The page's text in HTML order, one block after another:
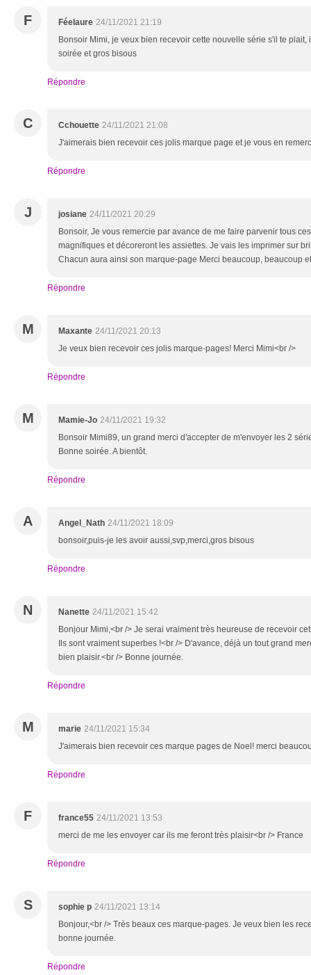
F Féelaure 24/11/2021 21:19
Bonsoir Mimi, je veux bien recevoir cette nouvelle série s'il te
soirée et gros bisous
Répondre
C Cchouette 24/11/2021 21:08
J'aimerais bien recevoir ces jolis marque page et je vous en
Répondre
J josiane 24/11/2021 20:29
Bonsoir, Je vous remercie par avance de me faire parvenir tous
magnifiques et décoreront les assiettes. Je vais les imprimer sur
Chacun aura ainsi son marque-page Merci beaucoup, beaucoup
Répondre
M Maxante 24/11/2021 20:13
Je veux bien recevoir ces jolis marque-pages! Merci Mimi<br />
Répondre
M Mamie-Jo 24/11/2021 19:32
Bonsoir Mimi89, un grand merci d'accepter de m'envoyer les 2
Bonne soirée. A bientôt.
Répondre
A Angel_Nath 24/11/2021 18:09
bonsoir,puis-je les avoir aussi,svp,merci,gros bisous
Répondre
N Nanette 24/11/2021 15:42
Bonjour Mimi,<br /> Je serai vraiment très heureuse de recevoir
Ils sont vraiment superbes !<br /> D'avance, déjà un tout grand
bien plaisir.<br /> Bonne journée.
Répondre
M marie 24/11/2021 15:34
J'aimerais bien recevoir ces marque pages de Noel! merci
Répondre
F france55 24/11/2021 13:53
merci de me les envoyer car ils me feront très plaisir<br /> France
Répondre
S sophie p 24/11/2021 13:14
Bonjour,<br /> Très beaux ces marque-pages. Je veux bien les
bonne journée.
Répondre